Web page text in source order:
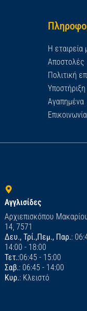
Η εταιρεία
Αποστολές
Πολιτική
Αγαπημένα
Επικοινωνία
Αγγλισίδες
Αρχιεπισκόπου Μακαρίου
14, 7571
Δευ., Τρί.,Πεμ., Παρ.:
14:00 - 18:00
Τετ.:06:45 - 15:00
Σαβ.: 06:45 - 14:00
Κυρ.: Κλειστό